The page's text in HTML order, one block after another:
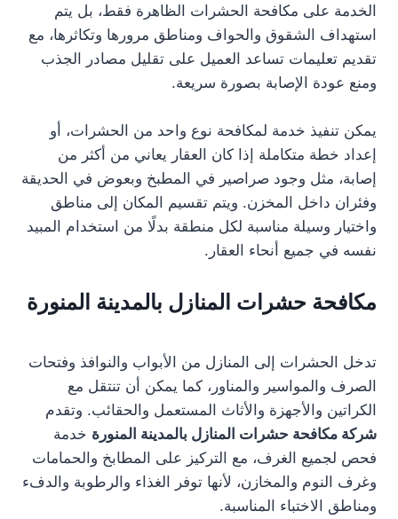
الخدمة على مكافحة الحشرات الظاهرة فقط، بل يتم
استهداف الشقوق والحواف ومناطق مرورها وتكاثرها، مع
تقديم تعليمات تساعد العميل على تقليل مصادر الجذب
ومنع عودة الإصابة بصورة سريعة.
يمكن تنفيذ خدمة لمكافحة نوع واحد من الحشرات، أو
إعداد خطة متكاملة إذا كان العقار يعاني من أكثر من
إصابة، مثل وجود صراصير في المطبخ وبعوض في الحديقة
وفئران داخل المخزن. ويتم تقسيم المكان إلى مناطق
واختيار وسيلة مناسبة لكل منطقة بدلًا من استخدام المبيد
نفسه في جميع أنحاء العقار.
مكافحة حشرات المنازل بالمدينة المنورة
تدخل الحشرات إلى المنازل من الأبواب والنوافذ وفتحات
الصرف والمواسير والمناور، كما يمكن أن تنتقل مع
الكراتين والأجهزة والأثاث المستعمل والحقائب. وتقدم
شركة مكافحة حشرات المنازل بالمدينة المنورة خدمة
فحص لجميع الغرف، مع التركيز على المطابخ والحمامات
وغرف النوم والمخازن، لأنها توفر الغذاء والرطوبة والدفء
ومناطق الاختباء المناسبة.